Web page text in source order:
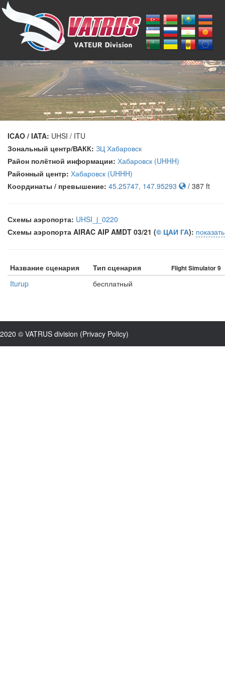
ICAO / IATA: UHSI / ITU
Зональный центр/ВАКК: ЗЦ Хабаровск
Район полётной информации: Хабаровск (UHHH)
Районный центр: Хабаровск (UHHH)
Координаты / превышение: 45.25747, 147.95293 / 387 ft
Схемы аэропорта: UHSI_j_0220
Схемы аэропорта AIRAC AIP AMDT 03/21 (© ЦАИ ГА):
Название сценария Тип сценария Flight Simulator 9
Iturup бесплатный
2020 © VATRUS division (Privacy Policy)